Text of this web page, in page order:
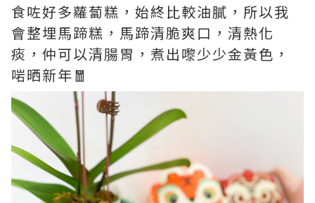
食咗好多蘿蔔糕，始終比較油膩，所以我
會整埋馬蹄糕，馬蹄清脆爽口，清熱化
痰，仲可以清腸胃，煮出嚟少少金黃色，
啱晒新年🧧